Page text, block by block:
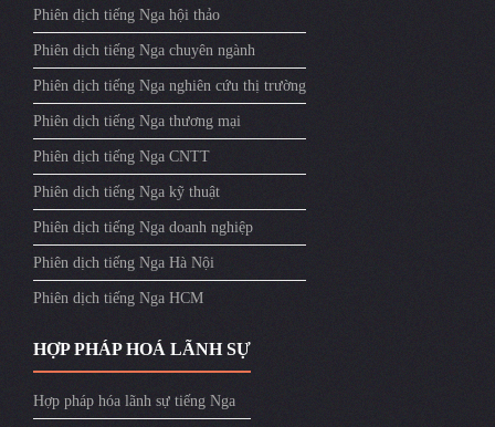
Phiên dịch tiếng Nga hội thảo
Phiên dịch tiếng Nga chuyên ngành
Phiên dịch tiếng Nga nghiên cứu thị trường
Phiên dịch tiếng Nga thương mại
Phiên dịch tiếng Nga CNTT
Phiên dịch tiếng Nga kỹ thuật
Phiên dịch tiếng Nga doanh nghiệp
Phiên dịch tiếng Nga Hà Nội
Phiên dịch tiếng Nga HCM
HỢP PHÁP HOÁ LÃNH SỰ
Hợp pháp hóa lãnh sự tiếng Nga